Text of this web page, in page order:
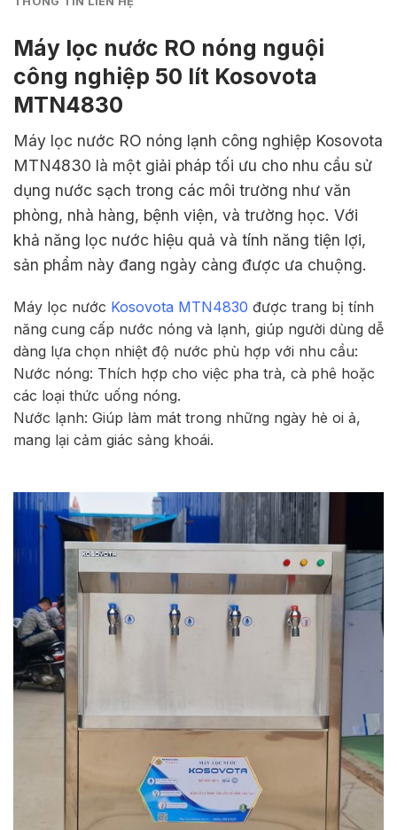
Máy lọc nước RO nóng nguội
công nghiệp 50 lít Kosovota
MTN4830
Máy lọc nước RO nóng lạnh công nghiệp Kosovota
MTN4830 là một giải pháp tối ưu cho nhu cầu sử
dụng nước sạch trong các môi trường như văn
phòng, nhà hàng, bệnh viện, và trường học. Với
khả năng lọc nước hiệu quả và tính năng tiện lợi,
sản phẩm này đang ngày càng được ưa chuộng.
Máy lọc nước Kosovota MTN4830 được trang bị tính
năng cung cấp nước nóng và lạnh, giúp người dùng dễ
dàng lựa chọn nhiệt độ nước phù hợp với nhu cầu:
Nước nóng: Thích hợp cho việc pha trà, cà phê hoặc
các loại thức uống nóng.
Nước lạnh: Giúp làm mát trong những ngày hè oi ả,
mang lại cảm giác sảng khoái.